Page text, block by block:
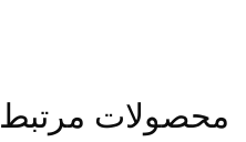
محصولات مرتبط